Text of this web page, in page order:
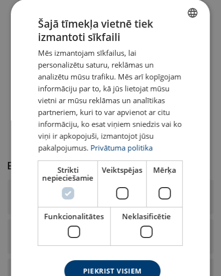
102102206270119 Configure
102102306270119 Configure
102102406270119 Configure
102102506270119 Configure
Biežāk uzdotie jautājumi
Kāda ir šī tērauda troses virsmas apdare un stiepes
Vai šai tērauda trosei ir īpašas konstrukcijas vai
Kāda ir šī tērauda troses konstrukcija, serdes tips un
ENGLISH TRANSLATION
Šajā tīmekļa vietnē tiek
izmantoti sīkfaili
Mēs izmantojam sīkfailus, lai
personalizētu saturu, reklāmas un
analizētu mūsu trafiku. Mēs arī kopīgojam
informāciju par to, kā jūs lietojat mūsu
vietni ar mūsu reklāmas un analītikas
partneriem, kuri to var apvienot ar citu
informāciju, ko esat viņiem sniedzis vai ko
viņi ir apkopojuši, izmantojot jūsu
pakalpojumus. Privātuma politika
Strikti
nepieciešamie
Veiktspējas Mērķa
Funkcionalitātes Neklasificētie
PIEKRIST VISIEM